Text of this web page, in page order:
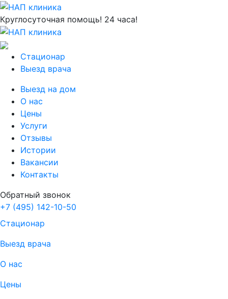
Круглосуточная помощь! 24 часа!
Стационар
Выезд врача
Выезд на дом
О нас
Цены
Услуги
Отзывы
Истории
Вакансии
Контакты
Обратный звонок
+7 (495) 142-10-50
Стационар
Выезд врача
О нас
Цены